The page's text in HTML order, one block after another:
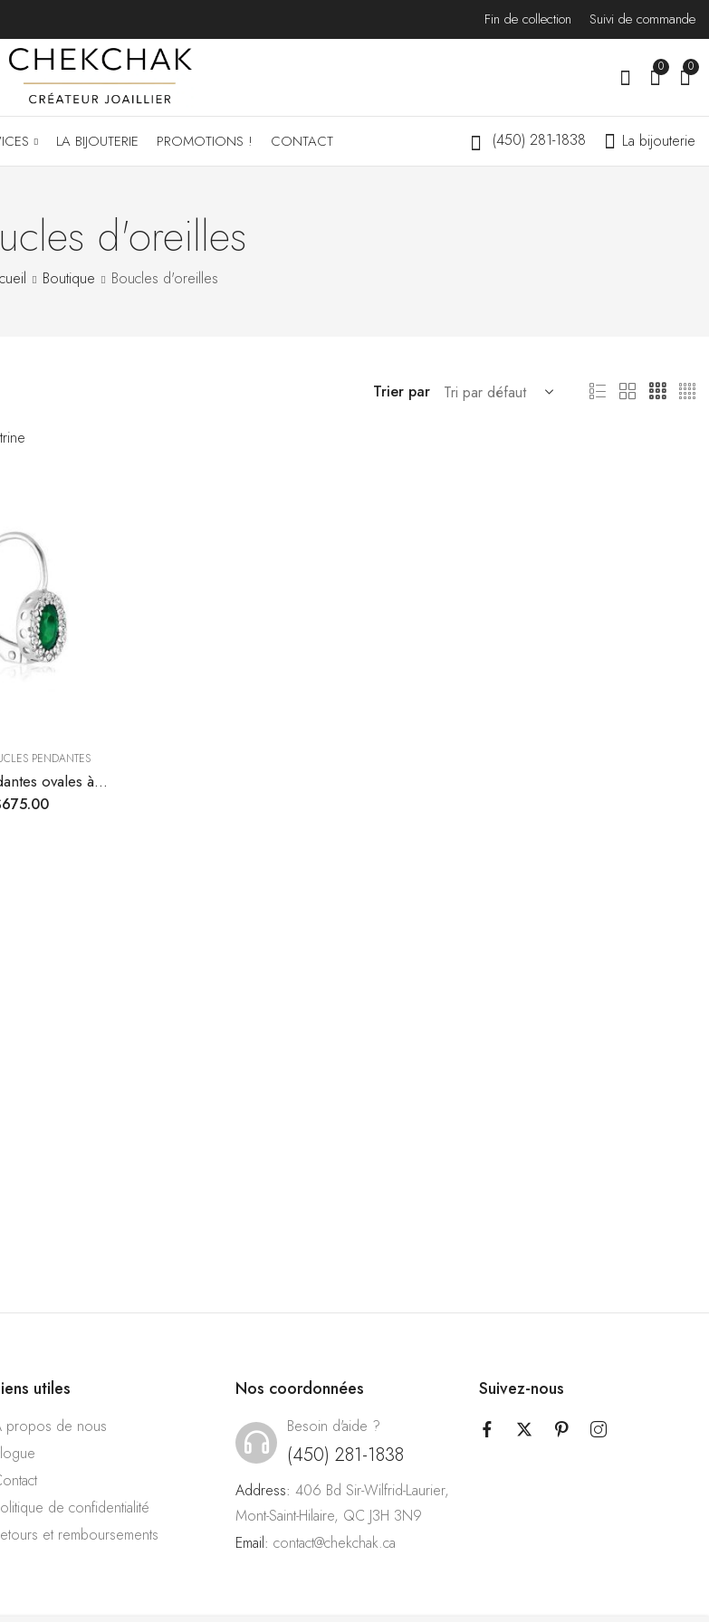
Fin de collection Suivi de commande
0 0
LA BIJOUTERIE PROMOTIONS ! CONTACT (450) 281-1838 La bijouterie
d'oreilles
Boutique Boucles d'oreilles
Trier par
PENDANTES
Boucles d’oreilles pendantes ovales à halo de diamants et pierres précieuses
675.00
utiles
propos de nous
de confidentialité
et remboursements
Nos coordonnées
Besoin d'aide ?
(450) 281-1838
Address: 406 Bd Sir-Wilfrid-Laurier,
Mont-Saint-Hilaire, QC J3H 3N9
Email: contact@chekchak.ca
Suivez-nous